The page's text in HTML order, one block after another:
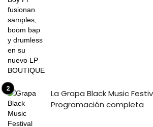
La Grapa Black Music
Programación completa